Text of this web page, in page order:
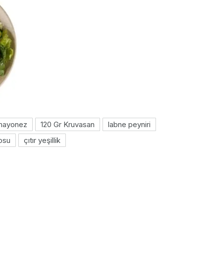
120 Gr Kruvasan
labne peyniri
çıtır yeşillik